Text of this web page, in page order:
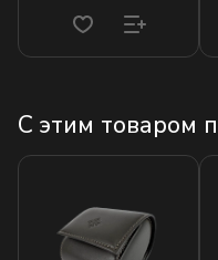
С этим товаром